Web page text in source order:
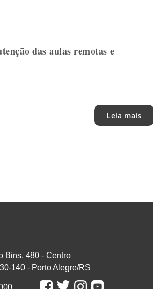
das aulas remotas e
Leia mais
Bins, 480 - Centro
140 - Porto Alegre/RS